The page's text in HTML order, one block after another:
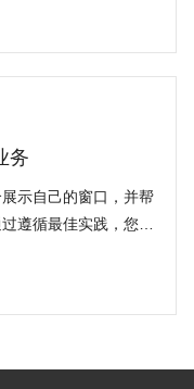
务
示自己的窗口，并帮
遵循最佳实践，您可
果您有任何关于南安